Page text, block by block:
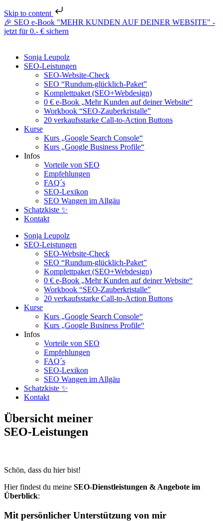
Skip to content
🎉 SEO e-Book "MEHR KUNDEN AUF DEINER WEBSITE" -
jetzt für 0.- € sichern
Sonja Leupolz
SEO-Leistungen
SEO-Website-Check
SEO “Rundum-glücklich-Paket”
Komplettpaket (SEO+Webdesign)
0 € e-Book „Mehr Kunden auf deiner Website“
Workbook “SEO-Zauberkristalle”
20 verkaufsstarke Call-to-Action Buttons
Kurse
Kurs „Google Search Console“
Kurs „Google Business Profile“
Infos
Vorteile von SEO
Empfehlungen
FAQ´s
SEO-Lexikon
SEO Wangen im Allgäu
Schatzkiste ✨
Kontakt
Sonja Leupolz
SEO-Leistungen
SEO-Website-Check
SEO “Rundum-glücklich-Paket”
Komplettpaket (SEO+Webdesign)
0 € e-Book „Mehr Kunden auf deiner Website“
Workbook “SEO-Zauberkristalle”
20 verkaufsstarke Call-to-Action Buttons
Kurse
Kurs „Google Search Console“
Kurs „Google Business Profile“
Infos
Vorteile von SEO
Empfehlungen
FAQ´s
SEO-Lexikon
SEO Wangen im Allgäu
Schatzkiste ✨
Kontakt
Übersicht meiner
SEO-Leistungen
Schön, dass du hier bist!
Hier findest du meine SEO-Dienstleistungen & Angebote im
Überblick:
Mit persönlicher Unterstützung von mir